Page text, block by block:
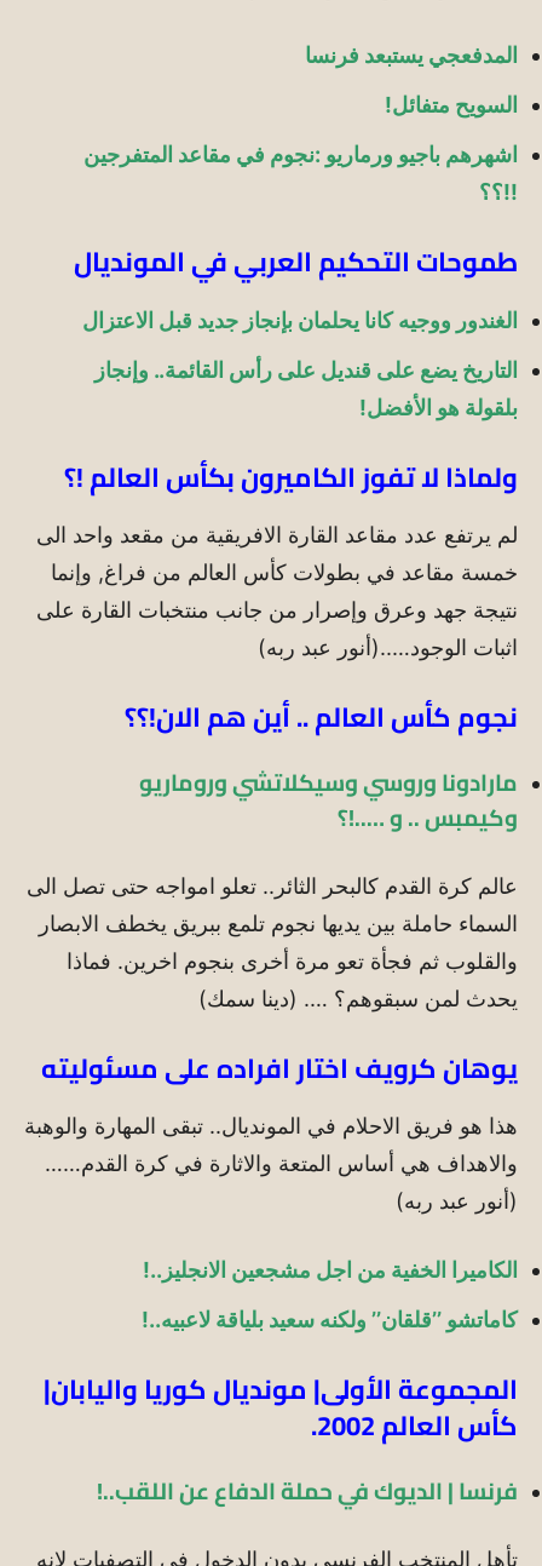
المدفعجي يستبعد فرنسا
السويح متفائل!
اشهرهم باجيو ورماريو :نجوم في مقاعد المتفرجين
!!؟؟
طموحات التحكيم العربي في المونديال
الغندور ووجيه كانا يحلمان بإنجاز جديد قبل الاعتزال
التاريخ يضع على قنديل على رأس القائمة.. وإنجاز
بلقولة هو الأفضل!
ولماذا لا تفوز الكاميرون بكأس العالم !؟
لم يرتفع عدد مقاعد القارة الافريقية من مقعد واحد الى
خمسة مقاعد في بطولات كأس العالم من فراغ, وإنما
نتيجة جهد وعرق وإصرار من جانب منتخبات القارة على
اثبات الوجود…..(أنور عبد ربه)
نجوم كأس العالم .. أين هم الان!؟؟
مارادونا وروسي وسيكلاتشي وروماريو
وكيمبس .. و …..!؟
عالم كرة القدم كالبحر الثائر.. تعلو امواجه حتى تصل الى
السماء حاملة بين يديها نجوم تلمع ببريق يخطف الابصار
والقلوب ثم فجأة تعو مرة أخرى بنجوم اخرين. فماذا
يحدث لمن سبقوهم؟ …. (دينا سمك)
يوهان كرويف اختار افراده على مسئوليته
هذا هو فريق الاحلام في المونديال.. تبقى المهارة والوهبة
والاهداف هي أساس المتعة والاثارة في كرة القدم……
(أنور عبد ربه)
الكاميرا الخفية من اجل مشجعين الانجليز..!
كاماتشو ’’قلقان’’ ولكنه سعيد بلياقة لاعبيه..!
المجموعة الأولى| مونديال كوريا واليابان|
كأس العالم 2002.
فرنسا | الديوك في حملة الدفاع عن اللقب..!
تأهل المنتخب الفرنسي بدون الدخول في التصفيات لانه